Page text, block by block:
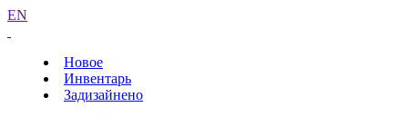
EN
Новое
Инвентарь
Задизайнено